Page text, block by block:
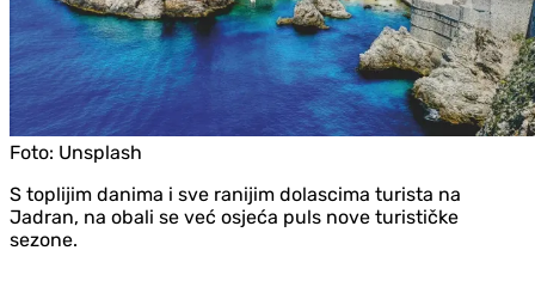
Foto: Unsplash
S toplijim danima i sve ranijim dolascima turista na
Jadran, na obali se već osjeća puls nove turističke
sezone.